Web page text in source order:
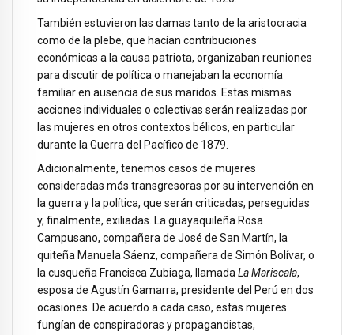
También estuvieron las damas tanto de la aristocracia
como de la plebe, que hacían contribuciones
económicas a la causa patriota, organizaban reuniones
para discutir de política o manejaban la economía
familiar en ausencia de sus maridos. Estas mismas
acciones individuales o colectivas serán realizadas por
las mujeres en otros contextos bélicos, en particular
durante la Guerra del Pacífico de 1879.
Adicionalmente, tenemos casos de mujeres
consideradas más transgresoras por su intervención en
la guerra y la política, que serán criticadas, perseguidas
y, finalmente, exiliadas. La guayaquileña Rosa
Campusano, compañera de José de San Martín, la
quiteña Manuela Sáenz, compañera de Simón Bolívar, o
la cusqueña Francisca Zubiaga, llamadaLa Mariscala,
esposa de Agustín Gamarra, presidente del Perú en dos
ocasiones. De acuerdo a cada caso, estas mujeres
fungían de conspiradoras y propagandistas,